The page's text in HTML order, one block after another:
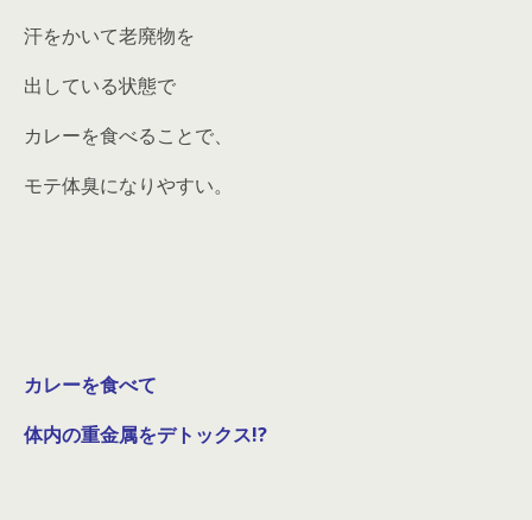
汗をかいて老廃物を
出している状態で
カレーを食べることで、
モテ体臭になりやすい。
カレーを食べて
体内の重金属をデトックス!?